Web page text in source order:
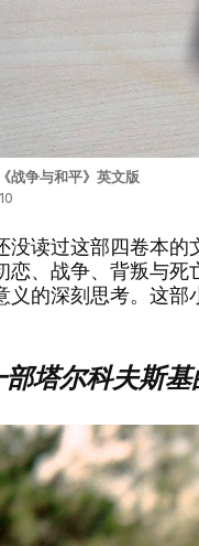
战争与和平》英文版
读过这部四卷本的
恋、战争、背叛与
义的深刻思考。这
尔科夫斯基